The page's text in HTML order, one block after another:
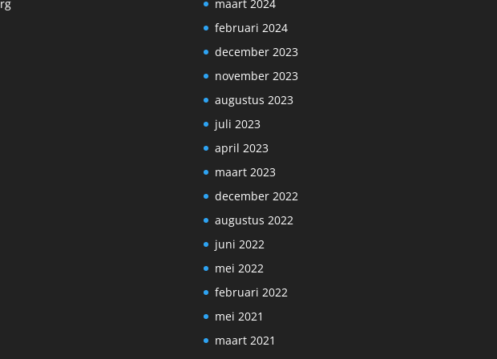
maart 2024
februari 2024
december 2023
november 2023
augustus 2023
juli 2023
april 2023
maart 2023
december 2022
augustus 2022
juni 2022
mei 2022
februari 2022
mei 2021
maart 2021